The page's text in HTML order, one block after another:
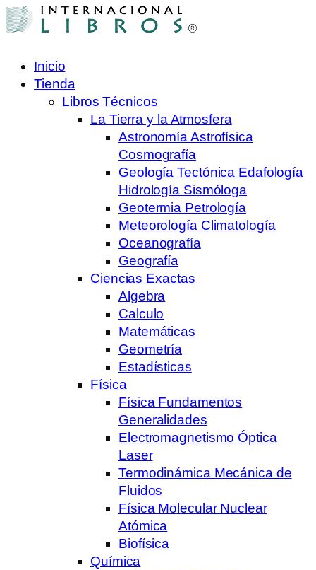
Inicio
Tienda
Libros Técnicos
La Tierra y la Atmosfera
Astronomía Astrofísica
Cosmografía
Geología Tectónica Edafología
Hidrología Sismóloga
Geotermia Petrología
Meteorología Climatología
Oceanografía
Geografía
Ciencias Exactas
Algebra
Calculo
Matemáticas
Geometría
Estadísticas
Física
Física Fundamentos
Generalidades
Electromagnetismo Óptica
Laser
Termodinámica Mecánica de
Fluidos
Física Molecular Nuclear
Atómica
Biofísica
Química